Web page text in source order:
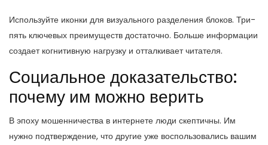
Используйте иконки для визуального разделения блоков. Три-
пять ключевых преимуществ достаточно. Больше информации
создает когнитивную нагрузку и отталкивает читателя.
Социальное доказательство:
почему им можно верить
В эпоху мошенничества в интернете люди скептичны. Им
нужно подтверждение, что другие уже воспользовались вашим